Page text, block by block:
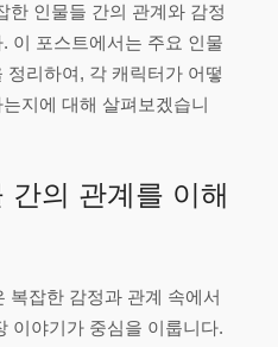
한 인물들 간의 관계와 감정
이 포스트에서는 주요 인물
정리하여, 각 캐릭터가 어떻
지에 대해 살펴보겠습니
의 관계를 이해
복잡한 감정과 관계 속에서
이야기가 중심을 이룹니다.